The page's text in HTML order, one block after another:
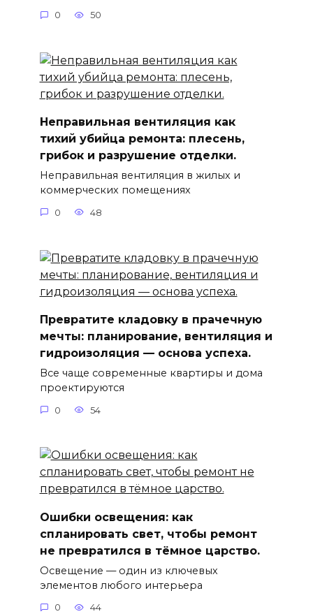
0 50
Неправильная вентиляция как
тихий убийца ремонта: плесень,
грибок и разрушение отделки.
Неправильная вентиляция в жилых и
коммерческих помещениях
0 48
Превратите кладовку в прачечную
мечты: планирование, вентиляция и
гидроизоляция — основа успеха.
Все чаще современные квартиры и дома
проектируются
0 54
Ошибки освещения: как
спланировать свет, чтобы ремонт
не превратился в тёмное царство.
Освещение — один из ключевых
элементов любого интерьера
0 44